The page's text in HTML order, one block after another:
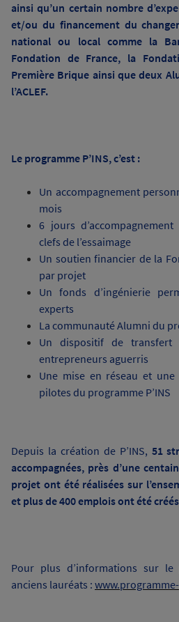
ainsi qu’un certain nombre
et/ou du financement du
national ou local comme la
Fondation de France, la
Première Brique ainsi que deux
l’ACLEF.
Le programme P’INS, c’est :
Un accompagnement
mois
6 jours
clefs de l’essaimage
Un soutien financier de la
par projet
Un fonds d’ingénierie
experts
La communauté Alumni du
Un dispositif de transfert
entrepreneurs aguerris
Une mise en réseau et
pilotes du programme P’INS
Depuis la création de P’INS, 51
accompagnées, près d’une
projet ont été réalisées sur
et plus de 400 emplois ont été
Pour plus d’informations sur le
anciens lauréats :